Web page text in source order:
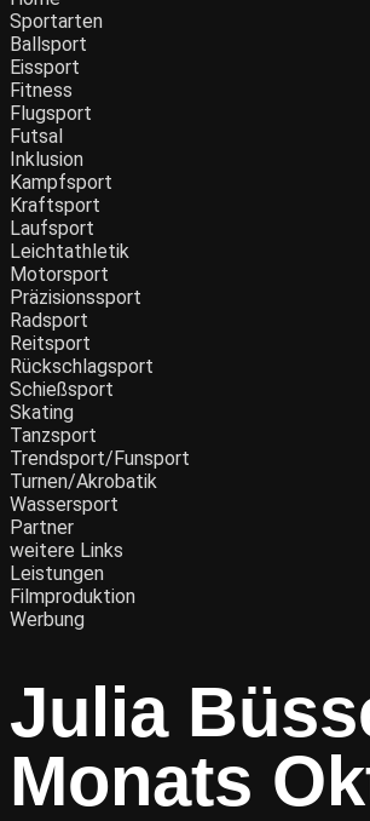
Sportarten
Ballsport
Eissport
Fitness
Flugsport
Futsal
Inklusion
Kampfsport
Kraftsport
Laufsport
Leichtathletik
Motorsport
Präzisionssport
Radsport
Reitsport
Rückschlagsport
Schießsport
Skating
Tanzsport
Trendsport/Funsport
Turnen/Akrobatik
Wassersport
Partner
weitere Links
Leistungen
Filmproduktion
Werbung
Julia
Monats